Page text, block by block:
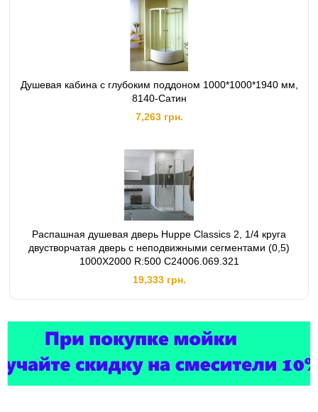
Душевая кабина с глубоким поддоном 1000*1000*1940 мм,
8140-Сатин
7,263 грн.
Распашная душевая дверь Huppe Classics 2, 1/4 круга
двустворчатая дверь с неподвижными сегментами (0,5)
1000X2000 R:500 C24006.069.321
19,333 грн.